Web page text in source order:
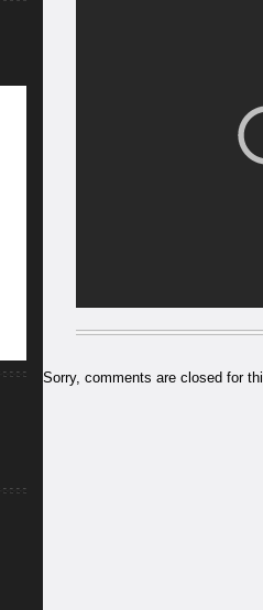
Sorry, comments are closed for